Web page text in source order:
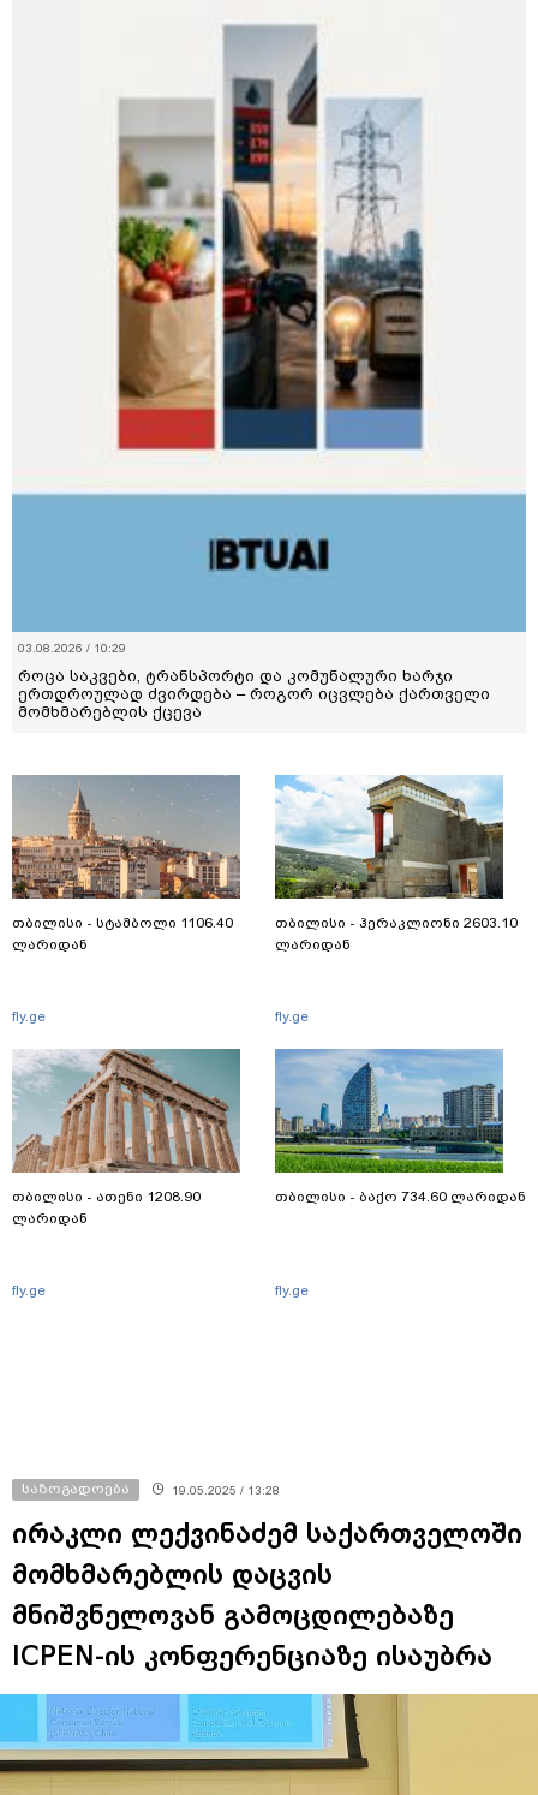
03.08.2026 / 10:29
როცა საკვები, ტრანსპორტი და კომუნალური ხარჯი
ერთდროულად ძვირდება – როგორ იცვლება ქართველი
მომხმარებლის ქცევა
თბილისი - სტამბოლი 1106.40
ლარიდან
fly.ge
თბილისი - ათენი 1208.90
ლარიდან
fly.ge
თბილისი - ჰერაკლიონი 2603.10
ლარიდან
fly.ge
თბილისი - ბაქო 734.60 ლარიდან
fly.ge
საზოგადოება 19.05.2025 / 13:28
ირაკლი ლექვინაძემ საქართველოში
მომხმარებლის დაცვის
მნიშვნელოვან გამოცდილებაზე
ICPEN-ის კონფერენციაზე ისაუბრა